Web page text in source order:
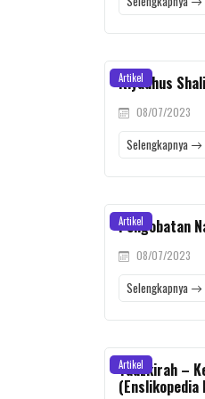
Artikel
Riyadhus
08/07/2023
Selengkapnya
Artikel
Pengobatan
08/07/2023
Selengkapnya
Artikel
Tadzkirah –
(Enslikopedia